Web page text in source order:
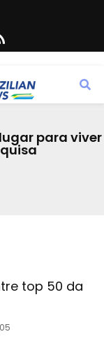
s
para viver
top 50 da